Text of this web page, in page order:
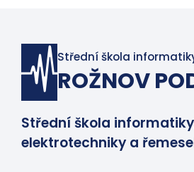
Střední škola
ROŽNOV
Střední škola
elektrotechniky a